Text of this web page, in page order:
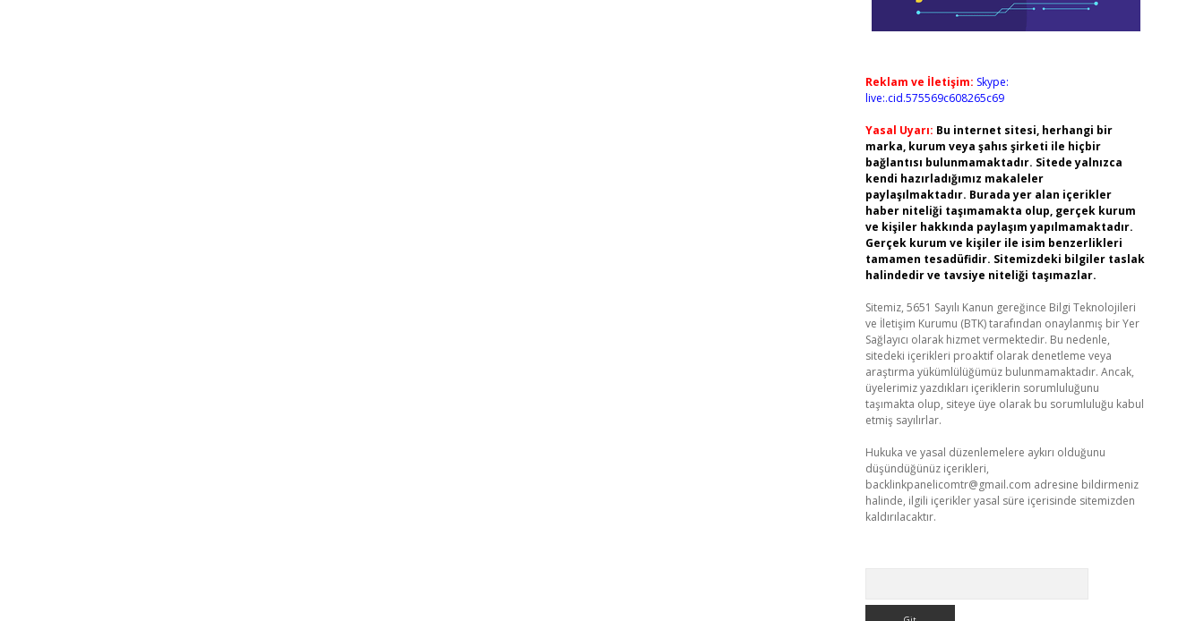
Reklam ve İletişim: Skype:
live:.cid.575569c608265c69
Yasal Uyarı: Bu internet sitesi, herhangi bir
marka, kurum veya şahıs şirketi ile hiçbir
bağlantısı bulunmamaktadır. Sitede yalnızca
kendi hazırladığımız makaleler
paylaşılmaktadır. Burada yer alan içerikler
haber niteliği taşımamakta olup, gerçek kurum
ve kişiler hakkında paylaşım yapılmamaktadır.
Gerçek kurum ve kişiler ile isim benzerlikleri
tamamen tesadüfidir. Sitemizdeki bilgiler taslak
halindedir ve tavsiye niteliği taşımazlar.
Sitemiz, 5651 Sayılı Kanun gereğince Bilgi Teknolojileri
ve İletişim Kurumu (BTK) tarafından onaylanmış bir Yer
Sağlayıcı olarak hizmet vermektedir. Bu nedenle,
sitedeki içerikleri proaktif olarak denetleme veya
araştırma yükümlülüğümüz bulunmamaktadır. Ancak,
üyelerimiz yazdıkları içeriklerin sorumluluğunu
taşımakta olup, siteye üye olarak bu sorumluluğu kabul
etmiş sayılırlar.
Hukuka ve yasal düzenlemelere aykırı olduğunu
düşündüğünüz içerikleri,
backlinkpanelicomtr@gmail.com adresine bildirmeniz
halinde, ilgili içerikler yasal süre içerisinde sitemizden
kaldırılacaktır.